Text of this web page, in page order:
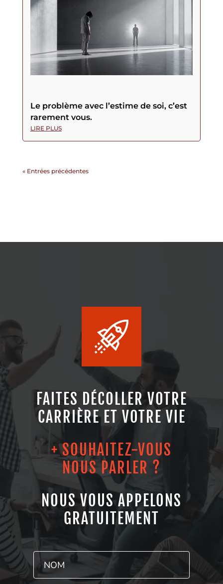
Le problème avec l’estime de soi, c’est
rarement vous.
LIRE PLUS
« Entrées précédentes
FAITES DÉCOLLER VOTRE
CARRIÈRE ET VOTRE VIE
+ SOUHAITEZ-VOUS
NOUS PARLER ?
NOUS VOUS APPELONS
GRATUITEMENT